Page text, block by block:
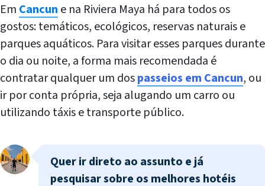
Em Cancun e na Riviera Maya há para todos os
gostos: temáticos, ecológicos, reservas naturais e
parques aquáticos. Para visitar esses parques durante
o dia ou noite, a forma mais recomendada é
contratar qualquer um dospasseios em Cancun, ou
ir por conta própria, seja alugando um carro ou
utilizando táxis e transporte público.
Quer ir direto ao assunto e já
pesquisar sobre os melhores hotéis